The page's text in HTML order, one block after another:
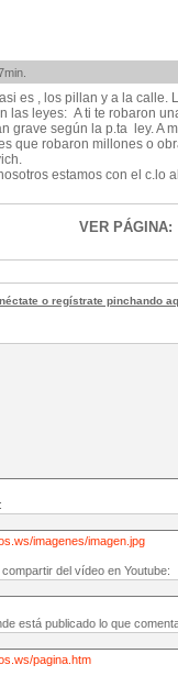
es , los pillan y a la calle.
las leyes: A ti te robaron
grave según la p.ta ley. A
que robaron millones o
estamos con el c.lo
VER PÁGINA:
o regístrate pinchando
imagenes/imagen.jpg
del vídeo en Youtube:
está publicado lo que
pagina.htm